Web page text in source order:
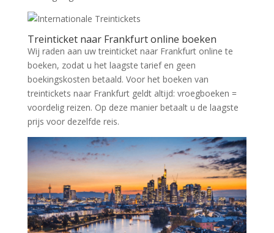
Treinticket naar Frankfurt online boeken
Wij raden aan uw treinticket naar Frankfurt online te
boeken, zodat u het laagste tarief en geen
boekingskosten betaald. Voor het boeken van
treintickets naar Frankfurt geldt altijd: vroegboeken =
voordelig reizen. Op deze manier betaalt u de laagste
prijs voor dezelfde reis.